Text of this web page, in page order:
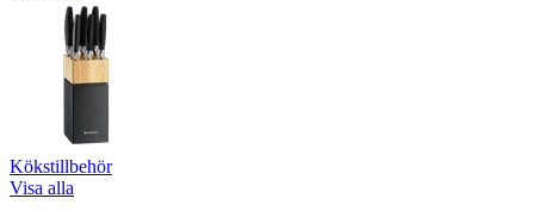
Kökstillbehör
Visa alla